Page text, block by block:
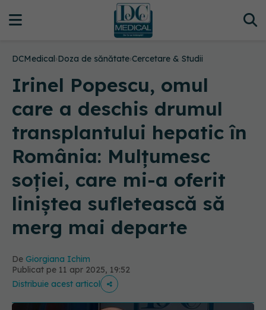
DCMedical›Doza de sănătate›Cercetare & Studii
Irinel Popescu, omul
care a deschis drumul
transplantului hepatic în
România: Mulțumesc
soției, care mi-a oferit
liniștea sufletească să
merg mai departe
De Giorgiana Ichim
Publicat pe 11 apr 2025, 19:52
Distribuie acest articol